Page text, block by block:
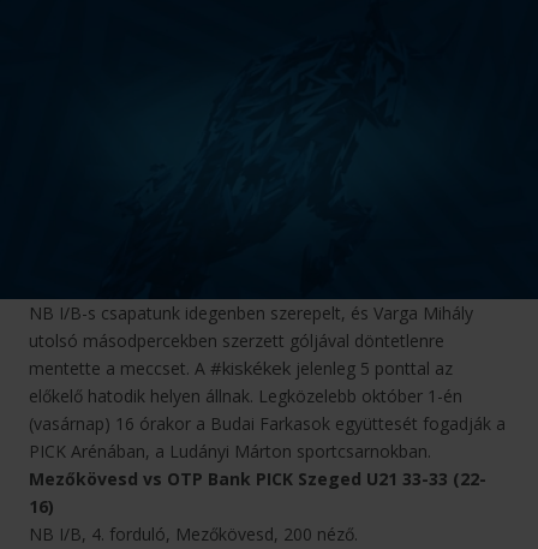
NB I/B-s csapatunk idegenben szerepelt, és Varga Mihály
utolsó másodpercekben szerzett góljával döntetlenre
mentette a meccset. A #kiskékek jelenleg 5 ponttal az
előkelő hatodik helyen állnak. Legközelebb október 1-én
(vasárnap) 16 órakor a Budai Farkasok együttesét fogadják a
PICK Arénában, a Ludányi Márton sportcsarnokban.
Mezőkövesd vs OTP Bank PICK Szeged U21 33-33 (22-
16)
NB I/B, 4. forduló, Mezőkövesd, 200 néző.